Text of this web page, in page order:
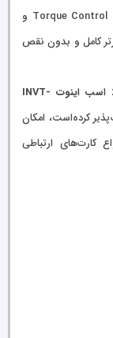
Master/slave، قابلیت Position Control، قابلیت Torque Control و
کامل و بدون نقص
اینورتر سه فاز 18.5 کیلووات 25 اسب اینوت INVT-
کرده‌است، امکان
کارت‌های ارتباطی